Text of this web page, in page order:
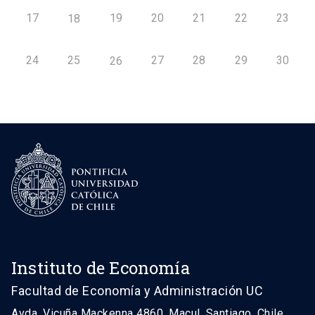
17 18 19 20 21 22 23
24 25 26 27 28 29 30
Instituto de Economía
Facultad de Economía y Administración UC